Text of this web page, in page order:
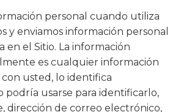
personal cuando utiliza
y enviamos información personal
en el Sitio. La información
es cualquier información
usted, lo identifica
podría usarse para identificarlo,
dirección de correo electrónico,